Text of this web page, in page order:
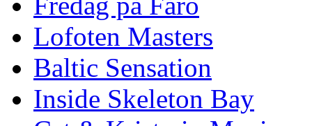
Lofoten Masters
Baltic Sensation
Inside Skeleton Bay